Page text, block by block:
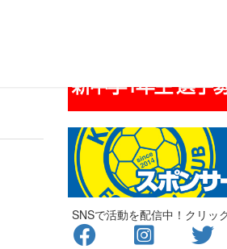
SNSで活動を配信中！クリッ